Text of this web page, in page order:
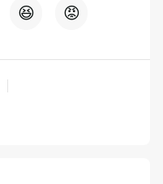
😆 😡